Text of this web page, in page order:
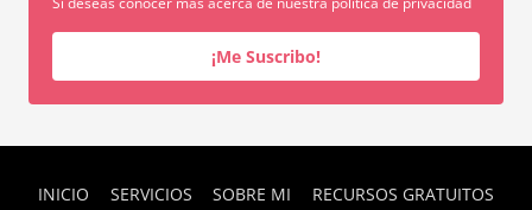
¡Me Suscribo!
INICIO SERVICIOS SOBRE MI
RECURSOS GRATUITOS